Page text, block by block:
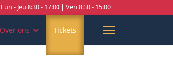
Lun - Jeu 8:30 - 17:00 | Ven 8:30 - 15:00
Over ons Tickets